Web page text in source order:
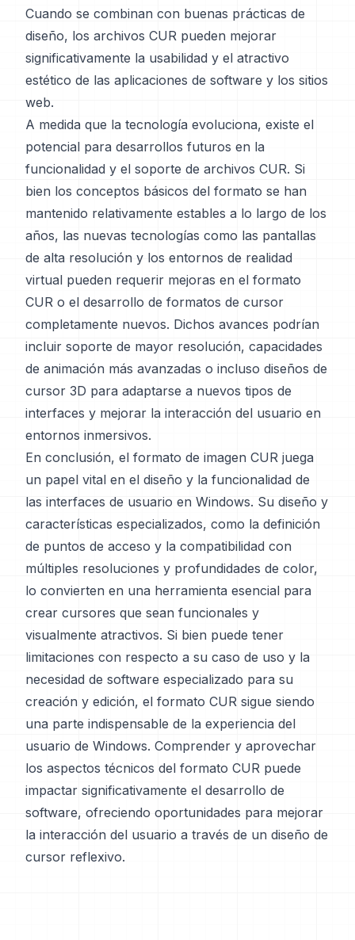
Cuando se combinan con buenas prácticas de
diseño, los archivos CUR pueden mejorar
significativamente la usabilidad y el atractivo
estético de las aplicaciones de software y los sitios
web.
A medida que la tecnología evoluciona, existe el
potencial para desarrollos futuros en la
funcionalidad y el soporte de archivos CUR. Si
bien los conceptos básicos del formato se han
mantenido relativamente estables a lo largo de los
años, las nuevas tecnologías como las pantallas
de alta resolución y los entornos de realidad
virtual pueden requerir mejoras en el formato
CUR o el desarrollo de formatos de cursor
completamente nuevos. Dichos avances podrían
incluir soporte de mayor resolución, capacidades
de animación más avanzadas o incluso diseños de
cursor 3D para adaptarse a nuevos tipos de
interfaces y mejorar la interacción del usuario en
entornos inmersivos.
En conclusión, el formato de imagen CUR juega
un papel vital en el diseño y la funcionalidad de
las interfaces de usuario en Windows. Su diseño y
características especializados, como la definición
de puntos de acceso y la compatibilidad con
múltiples resoluciones y profundidades de color,
lo convierten en una herramienta esencial para
crear cursores que sean funcionales y
visualmente atractivos. Si bien puede tener
limitaciones con respecto a su caso de uso y la
necesidad de software especializado para su
creación y edición, el formato CUR sigue siendo
una parte indispensable de la experiencia del
usuario de Windows. Comprender y aprovechar
los aspectos técnicos del formato CUR puede
impactar significativamente el desarrollo de
software, ofreciendo oportunidades para mejorar
la interacción del usuario a través de un diseño de
cursor reflexivo.